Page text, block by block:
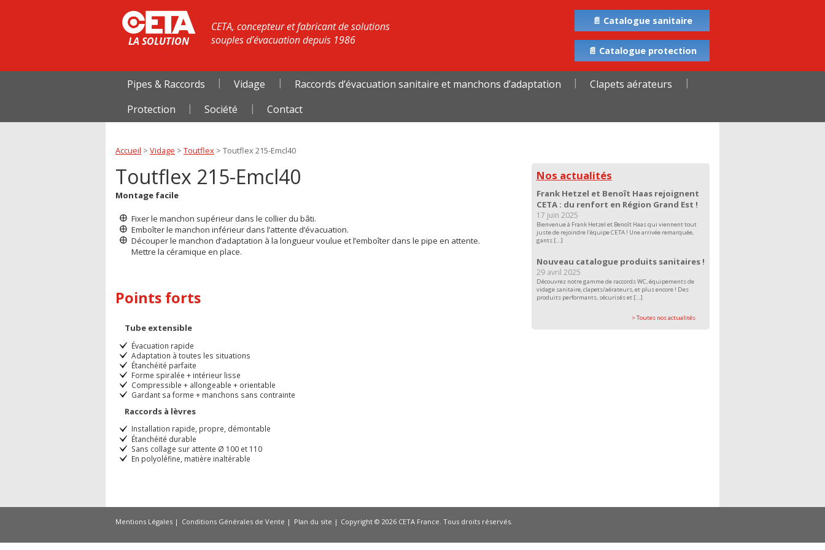
LA SOLUTION
CETA, concepteur et fabricant de solutions
souples d’évacuation depuis 1986
📄 Catalogue sanitaire
📄 Catalogue protection
Pipes & Raccords Vidage Raccords d’évacuation sanitaire et manchons d’adaptation
Clapets aérateurs
Protection
Société Contact
Accueil > Vidage > Toutflex > Toutflex 215-Emcl40
Toutflex 215-Emcl40
Montage facile
Fixer le manchon supérieur dans le collier du bâti.
Emboîter le manchon inférieur dans l’attente d’évacuation.
Découper le manchon d’adaptation à la longueur voulue et l’emboîter dans le pipe en attente.
Mettre la céramique en place.
Points forts
Tube extensible
Évacuation rapide
Adaptation à toutes les situations
Étanchéité parfaite
Forme spiralée + intérieur lisse
Compressible + allongeable + orientable
Gardant sa forme + manchons sans contrainte
Raccords à lèvres
Installation rapide, propre, démontable
Étanchéité durable
Sans collage sur attente Ø 100 et 110
En polyoléfine, matière inaltérable
Nos actualités
Frank Hetzel et Benoît Haas rejoignent
CETA : du renfort en Région Grand Est !
17 juin 2025
Bienvenue à Frank Hetzel et Benoît Haas qui viennent tout
juste de rejoindre l’équipe CETA ! Une arrivée remarquée,
gants […]
Nouveau catalogue produits sanitaires !
29 avril 2025
Découvrez notre gamme de raccords WC, équipements de
vidage sanitaire, clapets/aérateurs, et plus encore ! Des
produits performants, sécurisés et […]
> Toutes nos actualités
Mentions Légales Conditions Générales de Vente Plan du site Copyright © 2026 CETA France. Tous droits réservés.